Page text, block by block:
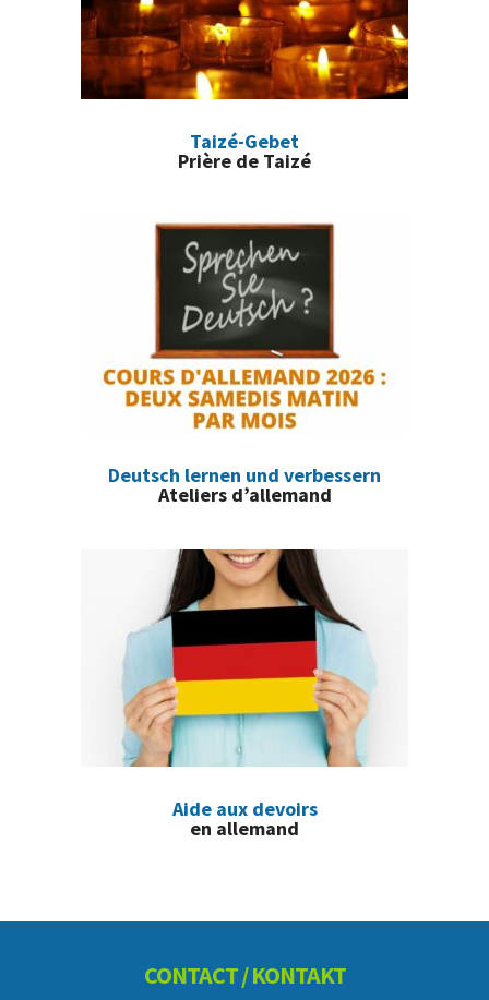
Taizé-Gebet
Prière de Taizé
Deutsch lernen und verbessern
Ateliers d’allemand
Aide aux devoirs
en allemand
CONTACT / KONTAKT